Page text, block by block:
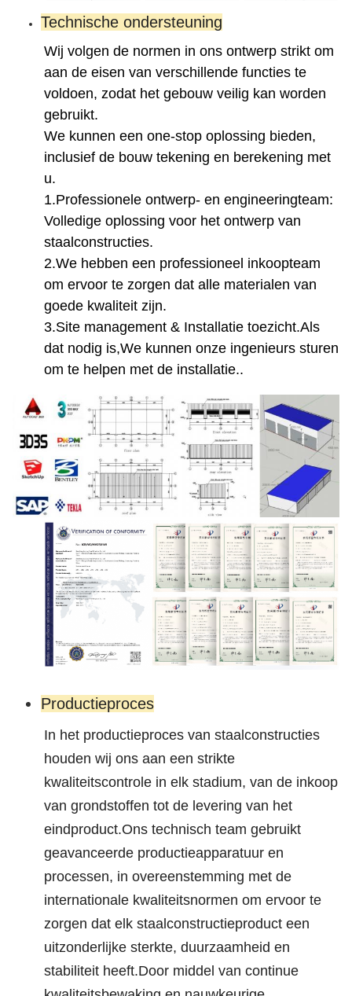
Technische ondersteuning
Wij volgen de normen in ons ontwerp strikt om
aan de eisen van verschillende functies te
voldoen, zodat het gebouw veilig kan worden
gebruikt.
We kunnen een one-stop oplossing bieden,
inclusief de bouw tekening en berekening met
u.
1.Professionele ontwerp- en engineeringteam:
Volledige oplossing voor het ontwerp van
staalconstructies.
2.We hebben een professioneel inkoopteam
om ervoor te zorgen dat alle materialen van
goede kwaliteit zijn.
3.Site management & Installatie toezicht.Als
dat nodig is,We kunnen onze ingenieurs sturen
om te helpen met de installatie..
Productieproces
In het productieproces van staalconstructies
houden wij ons aan een strikte
kwaliteitscontrole in elk stadium, van de inkoop
van grondstoffen tot de levering van het
eindproduct.Ons technisch team gebruikt
geavanceerde productieapparatuur en
processen, in overeenstemming met de
internationale kwaliteitsnormen om ervoor te
zorgen dat elk staalconstructieproduct een
uitzonderlijke sterkte, duurzaamheid en
stabiliteit heeft.Door middel van continue